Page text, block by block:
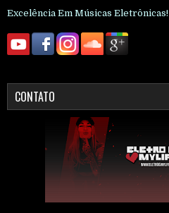
Excelência Em Músicas Eletrônicas!
CONTATO